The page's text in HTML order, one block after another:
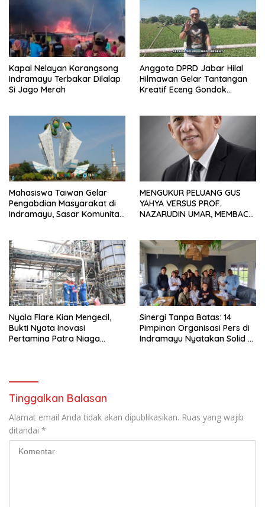
Kapal Nelayan Karangsong
Indramayu Terbakar Dilalap
Si Jago Merah
Anggota DPRD Jabar Hilal
Hilmawan Gelar Tantangan
Kreatif Eceng Gondok
Mahasiswa Taiwan Gelar
Pengabdian Masyarakat di
Indramayu, Sasar Komunitas
MENGUKUR PELUANG GUS
YAHYA VERSUS PROF.
NAZARUDIN UMAR, MEMBACA
Nyala Flare Kian Mengecil,
Bukti Nyata Inovasi
Pertamina Patra Niaga
Sinergi Tanpa Batas: 14
Pimpinan Organisasi Pers di
Indramayu Nyatakan Solid di
Tinggalkan Balasan
Alamat email Anda tidak akan dipublikasikan. Ruas yang wajib
ditandai *